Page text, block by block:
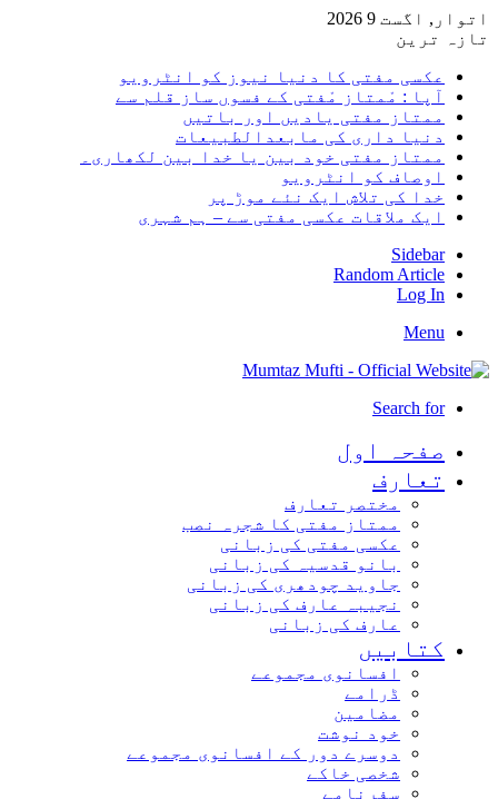
اتوار, اگست 9 2026
تازہ ترین
عکسی مفتی کا دنیا نیوز کو انٹرویو
آپا : مْمتاز مْفتی کے فسوں ساز قلم سے
ممتاز مفتی یادیں اور باتیں
دنیا داری کی مابعدالطبیعات
ممتاز مفتی خود بین یا خدا بین لکھاری۔
اوصاف کو انٹرویو
خدا کی تلاش ایک نئے موڑ پر
ایک ملاقات عکسی مفتی سے – ہم شہری
Sidebar
Random Article
Log In
Menu
Search for
صفحہ اول
تعارف
مختصر تعارف
ممتاز مفتی کا شجرہ نصب
عکسی مفتی کی زبانی
بانو قدسیہ کی زبانی
جاوید چودھری کی زبانی
نجیبہ عارف کی زبانی
عارف کی زبانی
کتابیں
افسانوی مجموعے
ڈرامے
مضامین
خود نوشت
دوسرے دور کے افسانوی مجموعے
شخصی خاکے
سفرنامے